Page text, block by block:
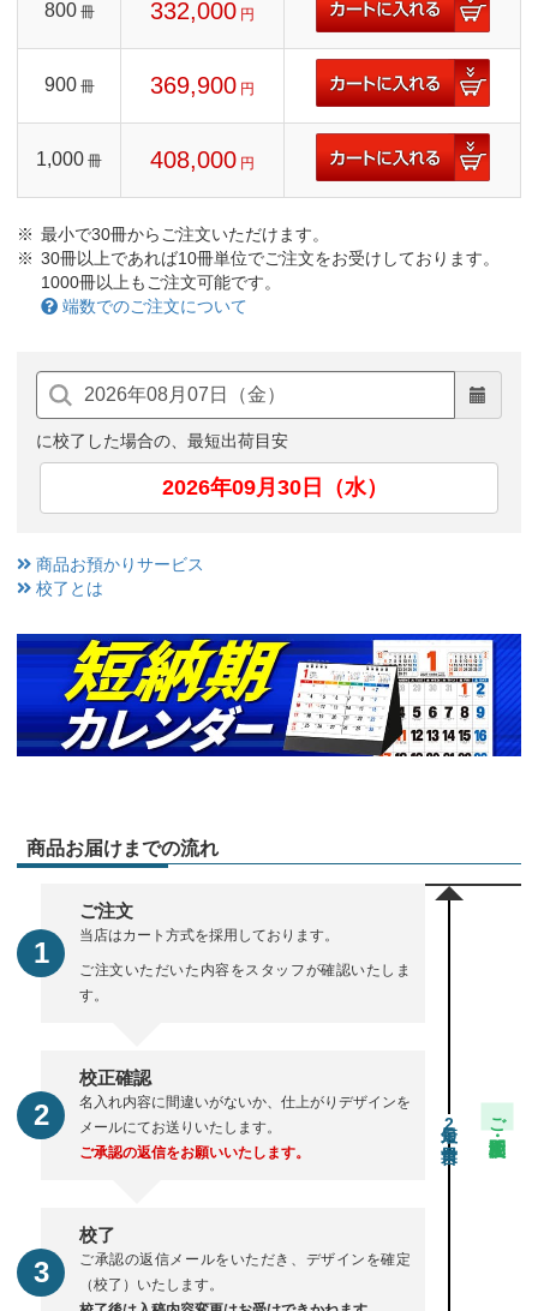
800 冊 332,000 円
900 冊 369,900 円
1,000 冊 408,000 円
最小で30冊からご注文いただけます。
30冊以上であれば10冊単位でご注文をお受けしております。
1000冊以上もご注文可能です。
端数でのご注文について
に校了した場合の、最短出荷目安
2026年09月30日（水）
商品お預かりサービス
校了とは
商品お届けまでの流れ
ご注文
当店はカート方式を採用しております。
ご注文いただいた内容をスタッフが確認いたしま
す。
校正確認
名入れ内容に間違いがないか、仕上がりデザインを
メールにてお送りいたします。
ご承認の返信をお願いいたします。
校了
ご承認の返信メールをいただき、デザインを確定
（校了）いたします。
2 ご注文・校正期間